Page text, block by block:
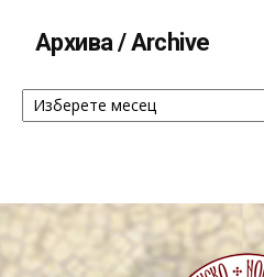
Архива / Archive
Архива